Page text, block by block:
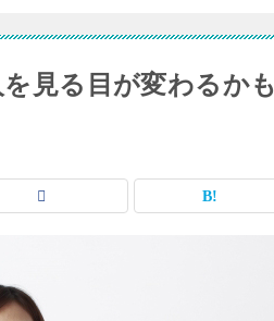
見る目が変わるかも